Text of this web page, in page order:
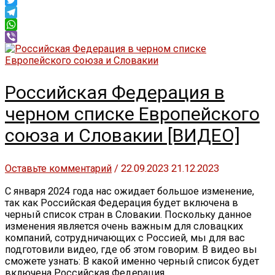
Twitter
Telegram
WhatsApp
Viber
Российская Федерация в
черном списке Европейского
союза и Словакии [ВИДЕО]
Оставьте комментарий / 22.09.2023 21.12.2023
С января 2024 года нас ожидает большое изменение,
так как Российская Федерация будет включена в
черный список стран в Словакии. Поскольку данное
изменения является очень важным для словацких
компаний, сотрудничающих с Россией, мы для вас
подготовили видео, где об этом говорим. В видео вы
сможете узнать: В какой именно черный список будет